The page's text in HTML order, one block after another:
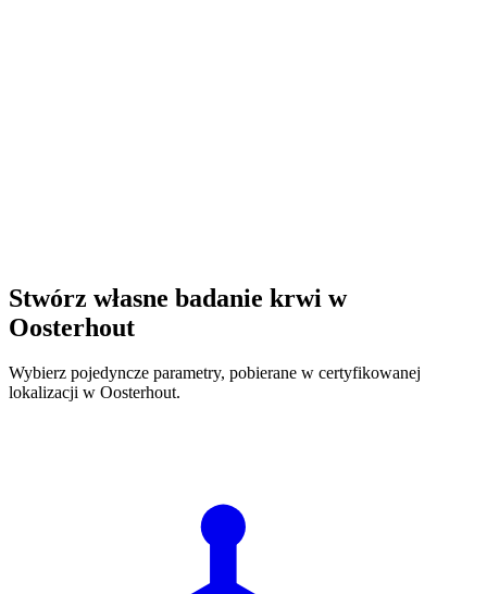
Stwórz własne badanie krwi w
Oosterhout
Wybierz pojedyncze parametry, pobierane w certyfikowanej
lokalizacji w Oosterhout.